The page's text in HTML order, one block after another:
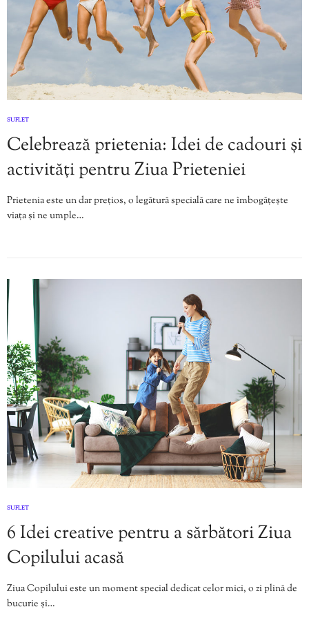
SUFLET
Celebrează prietenia: Idei de cadouri și
activități pentru Ziua Prieteniei
Prietenia este un dar prețios, o legătură specială care ne îmbogățește
viața și ne umple…
SUFLET
6 Idei creative pentru a sărbători Ziua
Copilului acasă
Ziua Copilului este un moment special dedicat celor mici, o zi plină de
bucurie și…